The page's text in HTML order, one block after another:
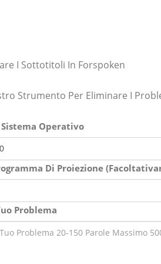
I Sottotitoli In Forspoken
Strumento Per Eliminare I
Operativo
Di Proiezione
Problema